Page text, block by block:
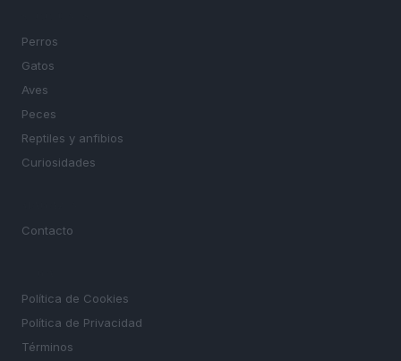
Perros
Gatos
Aves
Peces
Reptiles y anfibios
Curiosidades
Contacto
Política de Cookies
Política de Privacidad
Términos